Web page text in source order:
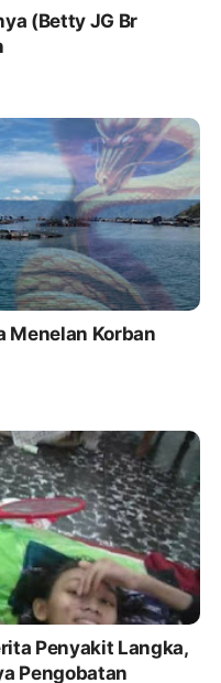
(Betty JG Br
Menelan Korban
Penyakit Langka,
Pengobatan